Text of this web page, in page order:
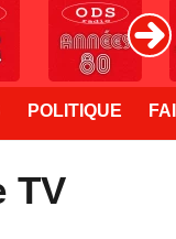
POLITIQUE
TV